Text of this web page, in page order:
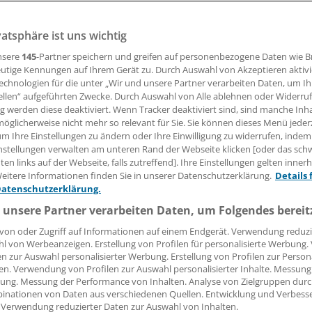
sind frustriert, wenn sie den ärztlich begleiteten
Unter Ärzten ist der Rat zum Umstieg auf risikoreduzierte
05:00 Uhr
Ärzten vertreten die Meinung, dass "nur
Gesundheit und Lebenserwartung der heute
können." Dies ergibt sich aus einer Auswertung
im Auftrag des Tabakkonzerns Philip Morris
im vergangenen Jahr laut PMI 54 Haus- und 39 Fachärzte
Resultat: Ärzte wünschen sich Informationen zu
als risikoreduziert proklamierten Produkten (RRP) wie
ist uns wichtig
145-Partner speichern und greifen auf personenbezogene Daten wie
Kennungen auf Ihrem Gerät zu. Durch Auswahl von Akzeptieren
für die unter „Wir und unsere Partner verarbeiten Daten, um
aufgeführten Zwecke. Durch Auswahl von Alle ablehnen oder
werden diese deaktiviert. Wenn Tracker deaktiviert sind, sind manche
nicht mehr so relevant für Sie. Sie können dieses Menü
Ihre Einstellungen zu ändern oder Ihre Einwilligung zu widerrufen, indem
verwalten am unteren Rand der Webseite klicken [oder das
links auf der Webseite, falls zutreffend]. Ihre Einstellungen gelten
Informationen finden Sie in unserer Datenschutzerklärung. Details
Partner verarbeiten Daten, um Folgendes
oder Zugriff auf Informationen auf einem Endgerät. Verwendung
von Werbeanzeigen. Erstellung von Profilen für personalisierte
zur Auswahl personalisierter Werbung. Erstellung von Profilen zur
Verwendung von Profilen zur Auswahl personalisierter Inhalte.
Messung der Performance von Inhalten. Analyse von Zielgruppen
von Daten aus verschiedenen Quellen. Entwicklung und
reduzierter Daten zur Auswahl von Inhalten.